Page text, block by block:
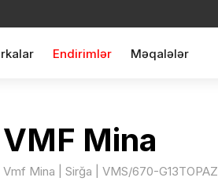
Endirimlər Məqalələr
VMF Mina
Vmf Mina | Sirğa | VMS/670-G13TOPAZ